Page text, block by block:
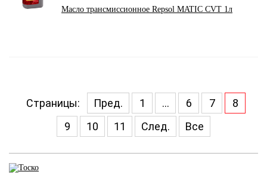
Масло трансмиссионное Repsol MATIC CVT 1л
Страницы: Пред. 1 ... 6 7
8
9
10 11 След. Все